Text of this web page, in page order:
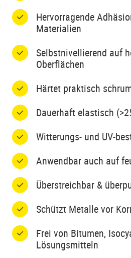
Hervorragende
Materialien
Selbstnivellierend auf
Oberflächen
Härtet praktisch
Dauerhaft elastisch
Witterungs- und UV-
Anwendbar auch auf
Überstreichbar &
Schützt Metalle vor
Frei von Bitumen,
Lösungsmitteln